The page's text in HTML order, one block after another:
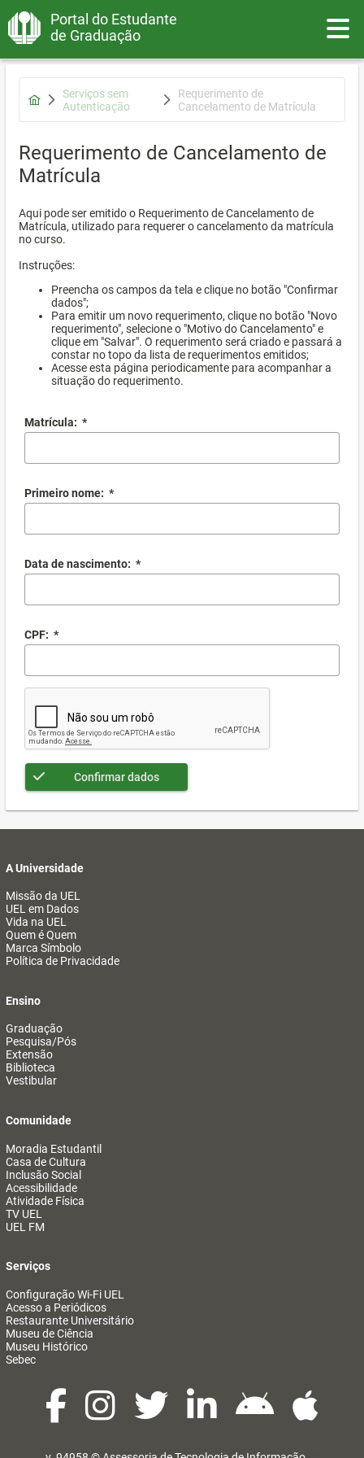
Portal do Estudante
de Graduação
Serviços sem
Autenticação
Requerimento de
Cancelamento de Matrícula
Requerimento de Cancelamento de
Matrícula
Aqui pode ser emitido o Requerimento de Cancelamento de
Matrícula, utilizado para requerer o cancelamento da matrícula
no curso.
Instruções:
Preencha os campos da tela e clique no botão "Confirmar
dados";
Para emitir um novo requerimento, clique no botão "Novo
requerimento", selecione o "Motivo do Cancelamento" e
clique em "Salvar". O requerimento será criado e passará a
constar no topo da lista de requerimentos emitidos;
Acesse esta página periodicamente para acompanhar a
situação do requerimento.
Matrícula: *
Primeiro nome: *
Data de nascimento: *
CPF: *
Confirmar dados
A Universidade
Missão da UEL
UEL em Dados
Vida na UEL
Quem é Quem
Marca Símbolo
Política de Privacidade
Ensino
Graduação
Pesquisa/Pós
Extensão
Biblioteca
Vestibular
Comunidade
Moradia Estudantil
Casa de Cultura
Inclusão Social
Acessibilidade
Atividade Física
TV UEL
UEL FM
Serviços
Configuração Wi-Fi UEL
Acesso a Periódicos
Restaurante Universitário
Museu de Ciência
Museu Histórico
Sebec